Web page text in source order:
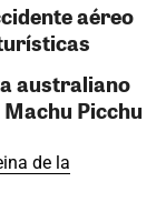
aéreo
australiano
Picchu
de la